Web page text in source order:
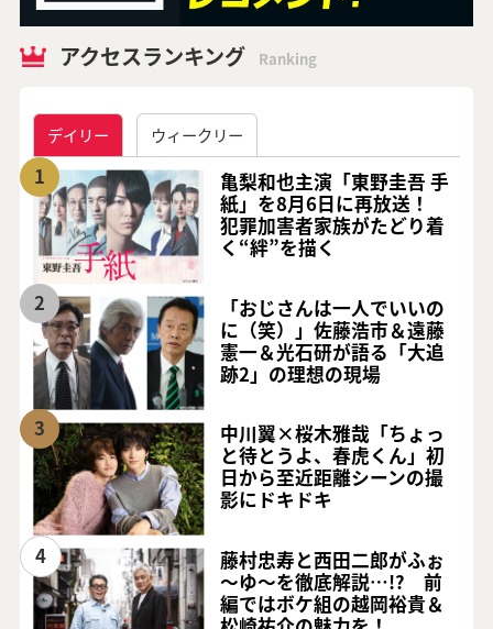
アクセスランキング Ranking
デイリー ウィークリー
1
亀梨和也主演「東野圭吾 手
紙」を8月6日に再放送！
犯罪加害者家族がたどり着
く“絆”を描く
2
「おじさんは一人でいいの
に（笑）」佐藤浩市＆遠藤
憲一＆光石研が語る「大追
跡2」の理想の現場
3
中川翼×桜木雅哉「ちょっ
と待とうよ、春虎くん」初
日から至近距離シーンの撮
影にドキドキ
4
藤村忠寿と西田二郎がふぉ
～ゆ～を徹底解説…!? 前
編ではボケ組の越岡裕貴＆